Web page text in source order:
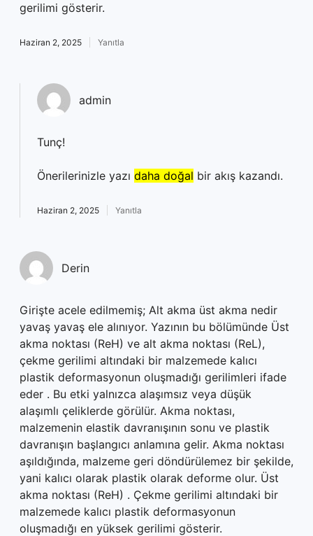
gerilimi gösterir.
Haziran 2, 2025 Yanıtla
admin
Tunç!
Önerilerinizle yazı daha doğal bir akış kazandı.
Haziran 2, 2025 Yanıtla
Derin
Girişte acele edilmemiş; Alt akma üst akma nedir
yavaş yavaş ele alınıyor. Yazının bu bölümünde Üst
akma noktası (ReH) ve alt akma noktası (ReL),
çekme gerilimi altındaki bir malzemede kalıcı
plastik deformasyonun oluşmadığı gerilimleri ifade
eder . Bu etki yalnızca alaşımsız veya düşük
alaşımlı çeliklerde görülür. Akma noktası,
malzemenin elastik davranışının sonu ve plastik
davranışın başlangıcı anlamına gelir. Akma noktası
aşıldığında, malzeme geri döndürülemez bir şekilde,
yani kalıcı olarak plastik olarak deforme olur. Üst
akma noktası (ReH) . Çekme gerilimi altındaki bir
malzemede kalıcı plastik deformasyonun
oluşmadığı en yüksek gerilimi gösterir.